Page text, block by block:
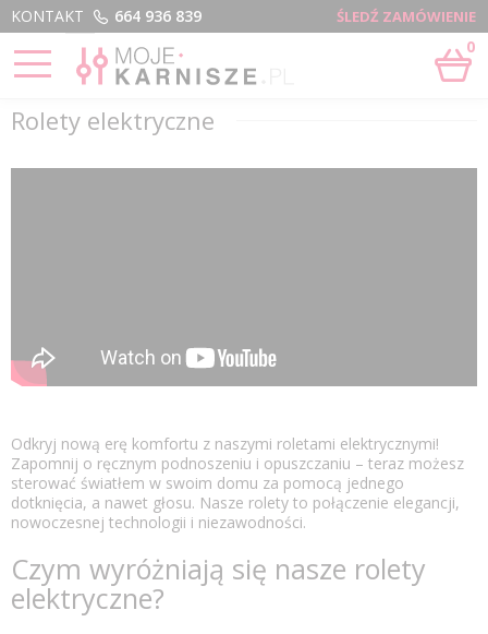
Menu
KONTAKT ŚLEDŹ ZAMÓWIENIE
664 936 839
0
STRONA GŁÓWNA › ROLETY WEWNĘTRZNE ›
Rolety elektryczne
Odkryj nową erę komfortu z naszymi roletami elektrycznymi!
Zapomnij o ręcznym podnoszeniu i opuszczaniu – teraz możesz
sterować światłem w swoim domu za pomocą jednego
dotknięcia, a nawet głosu. Nasze rolety to połączenie elegancji,
nowoczesnej technologii i niezawodności.
Czym wyróżniają się nasze rolety
elektryczne?